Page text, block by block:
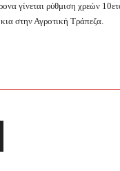
γίνεται ρύθμιση χρεών
στην Αγροτική Τράπεζα.